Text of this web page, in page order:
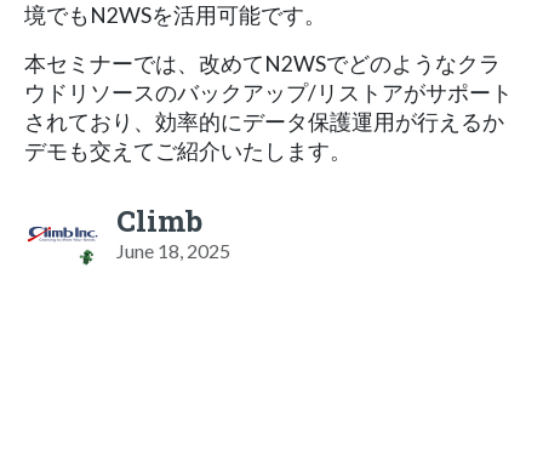
境でもN2WSを活用可能です。
本セミナーでは、改めてN2WSでどのようなクラ
ウドリソースのバックアップ/リストアがサポート
されており、効率的にデータ保護運用が行えるか
デモも交えてご紹介いたします。
Climb
June 18, 2025